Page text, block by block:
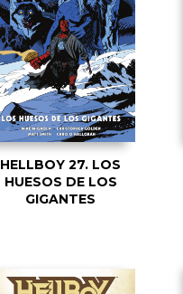
HELLBOY 27. LOS
HUESOS DE LOS
GIGANTES